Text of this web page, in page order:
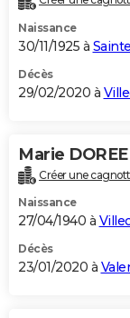
Naissance
30/11/1925 à
Décès
29/02/2020 à
Marie DOREE
Créer une
Naissance
27/04/1940 à
Décès
23/01/2020 à